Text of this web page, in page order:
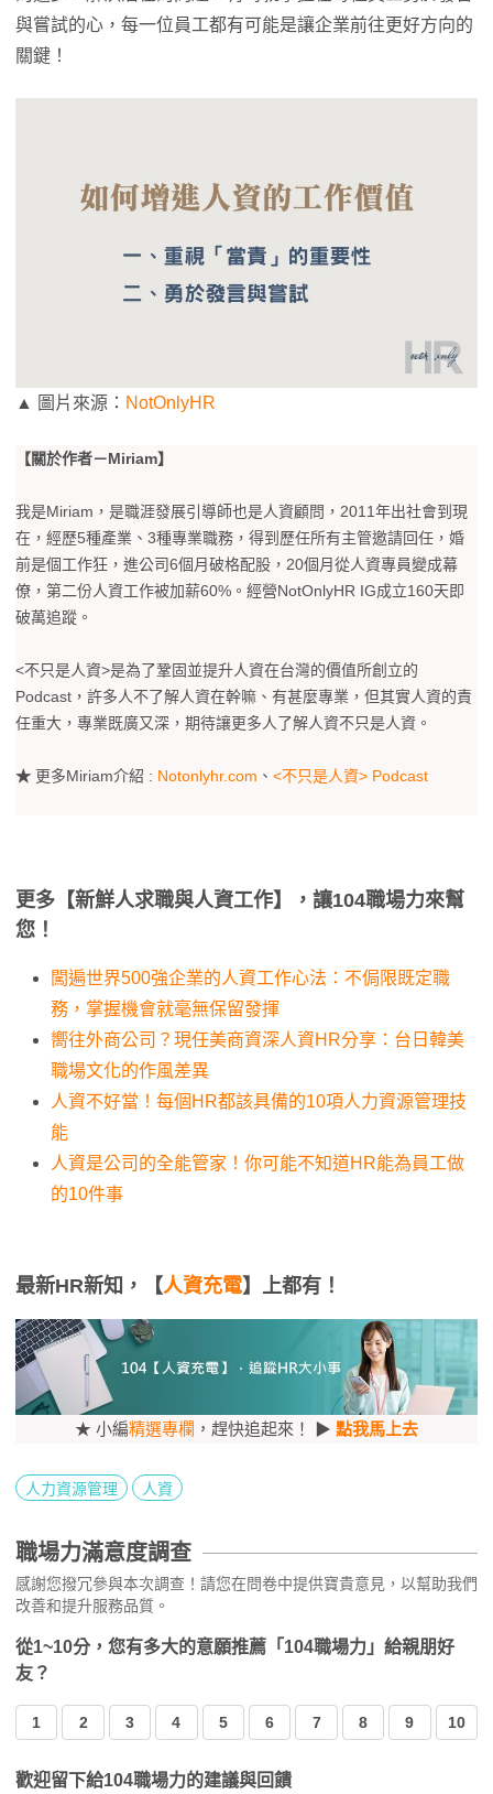
與嘗試的心，每一位員工都有可能是讓企業前往更好方向的
關鍵！
▲ 圖片來源： NotOnlyHR
【關於作者－Miriam】
我是Miriam，是職涯發展引導師也是人資顧問，2011年出社會到現
在，經歷5種產業、3種專業職務，得到歷任所有主管邀請回任，婚
前是個工作狂，進公司6個月破格配股，20個月從人資專員變成幕
僚，第二份人資工作被加薪60%。經營NotOnlyHR IG成立160天即
破萬追蹤。
<不只是人資>是為了鞏固並提升人資在台灣的價值所創立的
Podcast，許多人不了解人資在幹嘛、有甚麼專業，但其實人資的責
任重大，專業既廣又深，期待讓更多人了解人資不只是人資。
★ 更多Miriam介紹 : Notonlyhr.com 、 <不只是人資> Podcast
更多【新鮮人求職與人資工作】，讓104職場力來幫
您！
闖遍世界500強企業的人資工作心法：不侷限既定職
務，掌握機會就毫無保留發揮
嚮往外商公司？現任美商資深人資HR分享：台日韓美
職場文化的作風差異
人資不好當！每個HR都該具備的10項人力資源管理技
能
人資是公司的全能管家！你可能不知道HR能為員工做
的10件事
最新HR新知，【人資充電】上都有！
★ 小編精選專欄 ，趕快追起來！ ▶ 點我馬上去
人力資源管理 人資
職場力滿意度調查
感謝您撥冗參與本次調查！請您在問卷中提供寶貴意見，以幫助我們
改善和提升服務品質。
從1~10分，您有多大的意願推薦「104職場力」給親朋好
友？
1 2 3 4 5 6 7 8 9 10
歡迎留下給104職場力的建議與回饋